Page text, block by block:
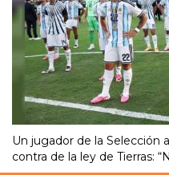
Un jugador de la Selección
contra de la ley de Tierras: